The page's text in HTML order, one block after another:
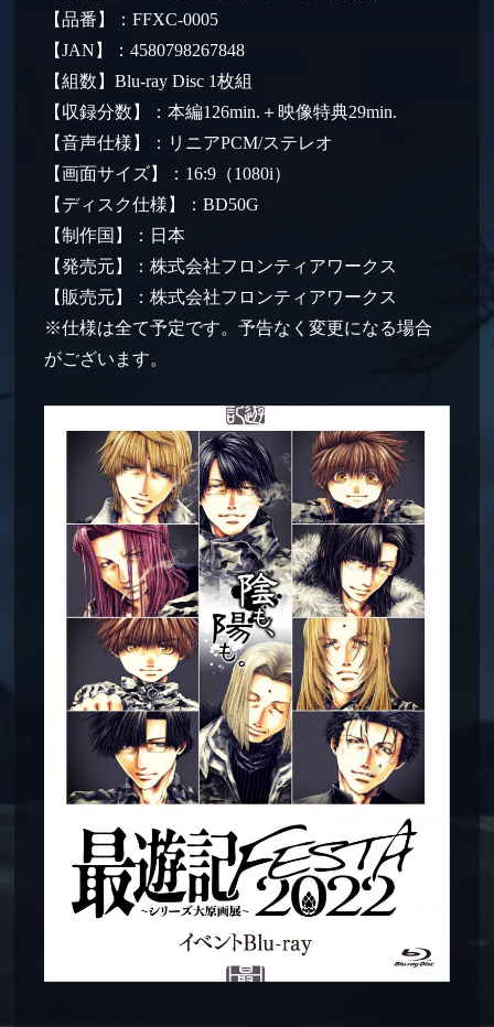
【品番】：FFXC-0005
【JAN】：4580798267848
【組数】Blu-ray Disc 1枚組
【収録分数】：本編126min.＋映像特典29min.
【音声仕様】：リニアPCM/ステレオ
【画面サイズ】：16:9（1080i）
【ディスク仕様】：BD50G
【制作国】：日本
【発売元】：株式会社フロンティアワークス
【販売元】：株式会社フロンティアワークス
※仕様は全て予定です。予告なく変更になる場合
がございます。